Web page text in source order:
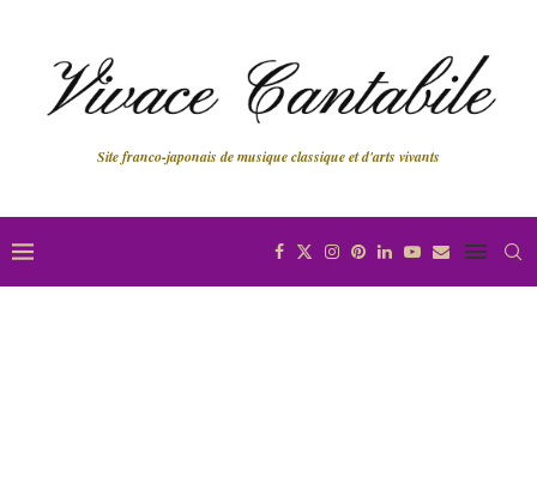
Site franco-japonais de musique classique et d'arts vivants